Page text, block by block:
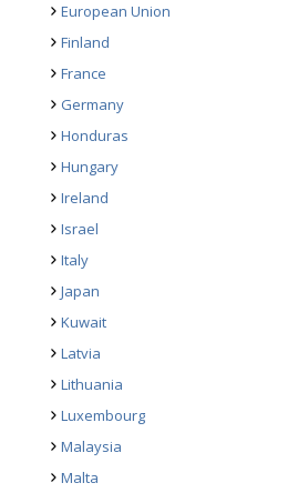
European Union
Finland
France
Germany
Honduras
Hungary
Ireland
Israel
Italy
Japan
Kuwait
Latvia
Lithuania
Luxembourg
Malaysia
Malta